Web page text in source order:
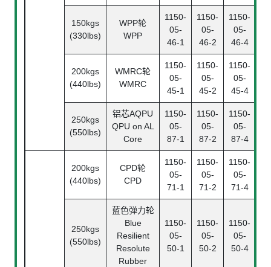
150kgs
(330lbs)
WPP轮
WPP
1150-
05-
46-1
1150-
05-
46-2
1150-
05-
46-4
200kgs
(440lbs)
WMRC轮
WMRC
1150-
05-
45-1
1150-
05-
45-2
1150-
05-
45-4
250kgs
(550lbs)
铝芯AQPU
QPU on AL
Core
1150-
05-
87-1
1150-
05-
87-2
1150-
05-
87-4
200kgs
(440lbs)
CPD轮
CPD
1150-
05-
71-1
1150-
05-
71-2
1150-
05-
71-4
250kgs
(550lbs)
蓝色弹力轮
Blue
Resilient
Resolute
Rubber
1150-
05-
50-1
1150-
05-
50-2
1150-
05-
50-4